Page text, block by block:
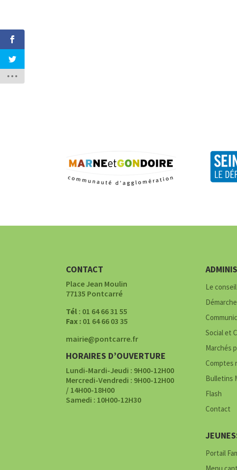
CONTACT
Place Jean Moulin
77135 Pontcarré
Tél : 01 64 66 31 55
Fax : 01 64 66 03 35
mairie@pontcarre.fr
HORAIRES D’OUVERTURE
Lundi-Mardi-Jeudi : 9H00-12H00
Mercredi-Vendredi : 9H00-12H00
/ 14H00-18H00
Samedi : 10H00-12H30
Le
Social et
Marchés
Comptes
Bulletins
Flash
Contact
Portail